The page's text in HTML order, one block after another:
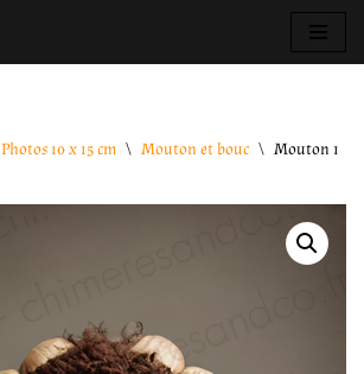
Photos 10 x 15 cm \ Mouton et bouc \ Mouton 1